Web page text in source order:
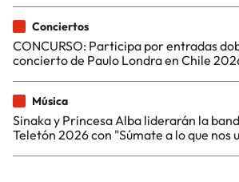
Conciertos
CONCURSO: Participa por entradas
concierto de Paulo Londra en Chile
Música
Sinaka y Princesa Alba liderarán la
Teletón 2026 con "Súmate a lo que nos